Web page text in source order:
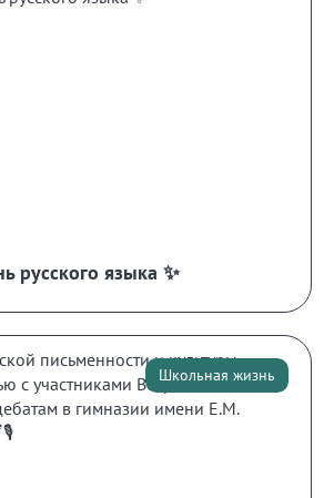
русского языка ✨
Школьная жизнь